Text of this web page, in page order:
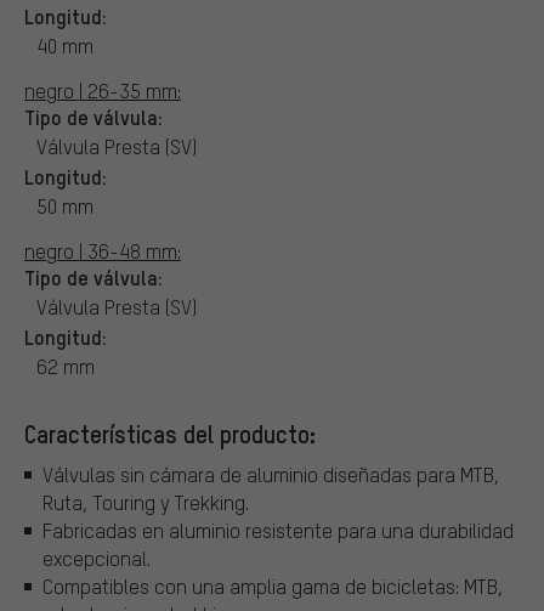
Longitud:
40 mm
negro | 26-35 mm:
Tipo de válvula:
Válvula Presta (SV)
Longitud:
50 mm
negro | 36-48 mm:
Tipo de válvula:
Válvula Presta (SV)
Longitud:
62 mm
Características del producto:
Válvulas sin cámara de aluminio diseñadas para MTB,
Ruta, Touring y Trekking.
Fabricadas en aluminio resistente para una durabilidad
excepcional.
Compatibles con una amplia gama de bicicletas: MTB,